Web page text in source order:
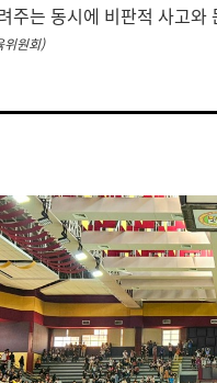
주는 동시에 비판적 사고와
위원회)